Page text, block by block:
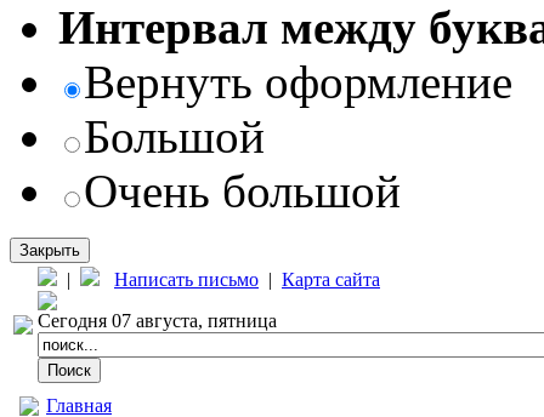
Интервал между
Вернуть оформление
Большой
Очень большой
Закрыть
| Написать письмо | Карта сайта
Сегодня 07 августа, пятница
Главная